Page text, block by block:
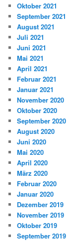
Oktober 2021
September 2021
August 2021
Juli 2021
Juni 2021
Mai 2021
April 2021
Februar 2021
Januar 2021
November 2020
Oktober 2020
September 2020
August 2020
Juni 2020
Mai 2020
April 2020
März 2020
Februar 2020
Januar 2020
Dezember 2019
November 2019
Oktober 2019
September 2019